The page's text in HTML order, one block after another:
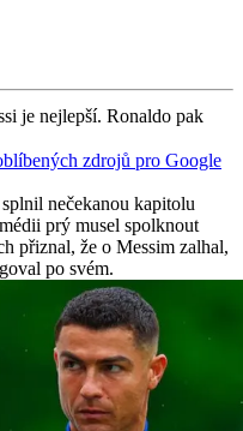
je nejlepší. Ronaldo pak
zdrojů pro Google
nečekanou kapitolu
prý musel spolknout
přiznal, že o Messim zalhal,
po svém.